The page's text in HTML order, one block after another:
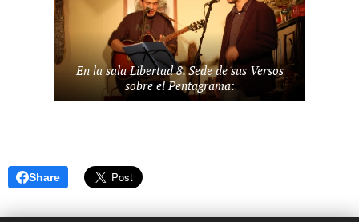
En la sala Libertad 8. Sede de sus Versos
sobre el Pentagrama:
Share